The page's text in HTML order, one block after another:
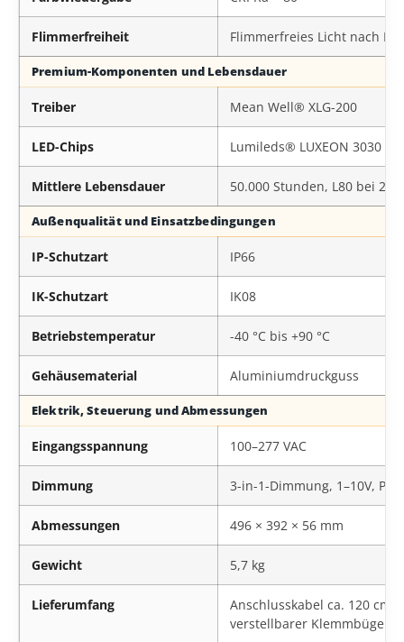
Flimmerfreiheit Flimmerfreies Licht nach
Premium-Komponenten und Lebensdauer
Treiber Mean Well® XLG-200
LED-Chips Lumileds® LUXEON 3030 2D
Mittlere Lebensdauer 50.000 Stunden, L80 bei 25
Außenqualität und Einsatzbedingungen
IP-Schutzart IP66
IK-Schutzart IK08
Betriebstemperatur -40 °C bis +90 °C
Gehäusematerial Aluminiumdruckguss
Elektrik, Steuerung und Abmessungen
Eingangsspannung 100–277 VAC
Dimmung 3-in-1-Dimmung, 1–10V,
Abmessungen 496 × 392 × 56 mm
Gewicht 5,7 kg
Lieferumfang
Anschlusskabel ca. 120 cm,
verstellbarer Klemmbügel